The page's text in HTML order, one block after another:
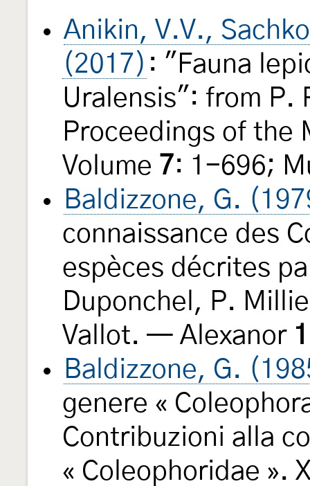
Anikin, V.V.,
(2017) : "Fauna
Uralensis": from P.
Proceedings of the
Volume 7: 1-696;
Baldizzone, G.
connaissance des
espèces décrites
Duponchel, P.
Vallot. — Alexanor
Baldizzone, G.
genere «
Contribuzioni alla
« Coleophoridae ».